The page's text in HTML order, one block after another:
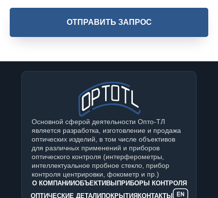
ОТПРАВИТЬ ЗАПРОС
Основной сферой деятельности Опто-ТЛ
является разработка, изготовление и продажа
оптических изделий, в том числе объективов
для различных применений и приборов
оптического контроля (интерферометры,
интеллектуальное пробное стекло, прибор
контроля центрировки, фокометр и пр.)
О КОМПАНИИОБЪЕКТИВЫПРИБОРЫ КОНТРОЛЯ
ОПТИЧЕСКИЕ ДЕТАЛИПОКРЫТИЯКОНТАКТЫ